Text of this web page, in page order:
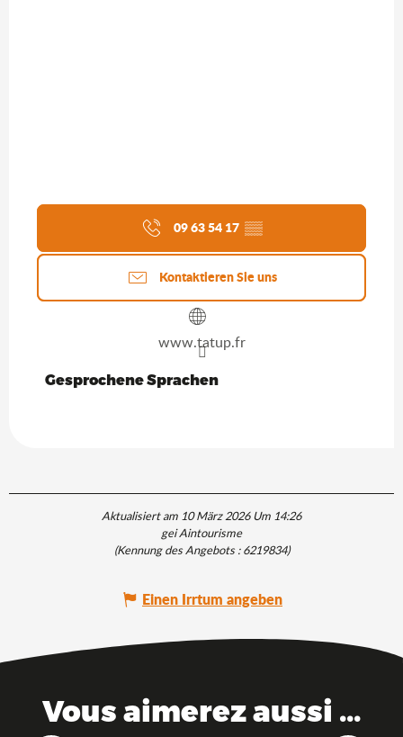
09 63 54 17 ▒▒
Kontaktieren Sie uns
www.tatup.fr
Gesprochene Sprachen
Gesprochene Sprachen
Aktualisiert am 10 März 2026 Um 14:26
gei Aintourisme
(Kennung des Angebots :6219834)
Einen Irrtum angeben
Vous aimerez aussi ...
Guter Plan: Der Pass'Découvertes